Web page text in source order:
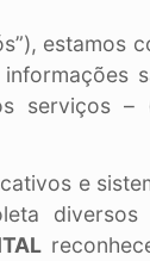
estamos
serviços –
e